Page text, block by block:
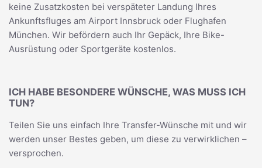
keine Zusatzkosten bei verspäteter Landung Ihres
Ankunftsfluges am Airport Innsbruck oder Flughafen
München. Wir befördern auch Ihr Gepäck, Ihre Bike-
Ausrüstung oder Sportgeräte kostenlos.
ICH HABE BESONDERE WÜNSCHE, WAS MUSS ICH
TUN?
Teilen Sie uns einfach Ihre Transfer-Wünsche mit und wir
werden unser Bestes geben, um diese zu verwirklichen –
versprochen.